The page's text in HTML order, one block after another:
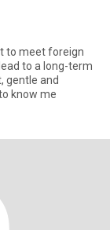
to meet foreign
to know me